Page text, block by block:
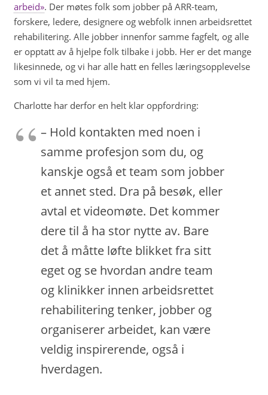
arbeid». Der møtes folk som jobber på ARR-team,
forskere, ledere, designere og webfolk innen arbeidsrettet
rehabilitering. Alle jobber innenfor samme fagfelt, og alle
er opptatt av å hjelpe folk tilbake i jobb. Her er det mange
likesinnede, og vi har alle hatt en felles læringsopplevelse
som vi vil ta med hjem.
Charlotte har derfor en helt klar oppfordring:
– Hold kontakten med noen i
samme profesjon som du, og
kanskje også et team som jobber
et annet sted. Dra på besøk, eller
avtal et videomøte. Det kommer
dere til å ha stor nytte av. Bare
det å måtte løfte blikket fra sitt
eget og se hvordan andre team
og klinikker innen arbeidsrettet
rehabilitering tenker, jobber og
organiserer arbeidet, kan være
veldig inspirerende, også i
hverdagen.